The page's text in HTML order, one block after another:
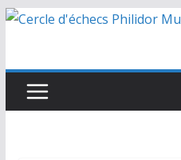
Passer